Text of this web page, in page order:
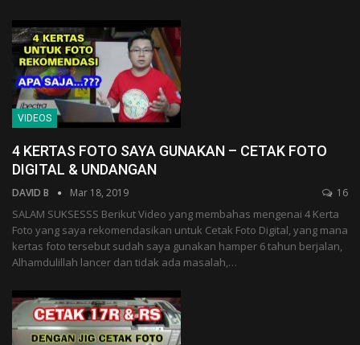
VIDEOS
4 KERTAS FOTO SAYA GUNAKAN – CETAK FOTO
DIGITAL & UNDANGAN
DAVID B Mar 18, 2019 16
SALAM SUKSESSS Berikut Video yang membahas mengenai 4 Kerta
Foto yang saya rekomendasikan untuk Cetak Foto Digital, yang mana
kertas foto tersebut sudah saya gunakan hamper 6 tahun berjalan,
Alhamdulillah lancer dan tidak ada masalah,…